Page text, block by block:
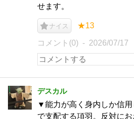
せます。
ナイス ★13
コメント(0) 2026/07/17
デスカル
▼能力が高く身内しか信
で支配する項羽。反対に